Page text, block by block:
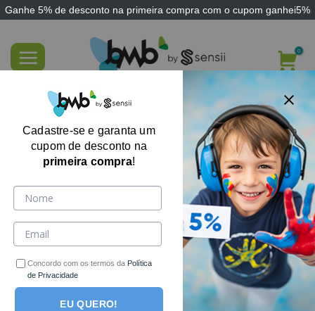
Ganhe 5% de desconto na primeira compra com o cupom ganhei5%
content
Jogo Terapêutico Caçando Expressões
Cadastre-se e garanta um
cupom de desconto na
primeira compra!
Concordo com os termos da Política
de Privacidade
EU QUERO!